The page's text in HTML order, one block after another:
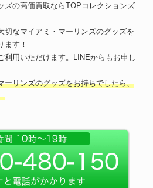
ズの高価買取ならTOPコレクションズ
切なマイアミ・マーリンズのグッズを
ます！
利用いただけます。LINEからもお申し
ーリンズのグッズをお持ちでしたら、